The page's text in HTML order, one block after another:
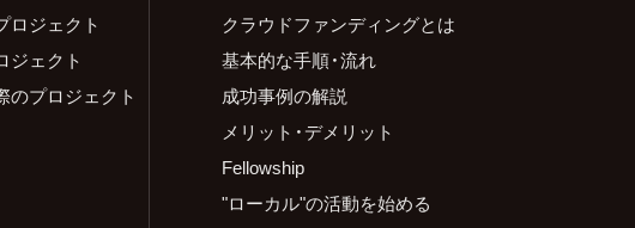
ロジェクト
ジェクト
のプロジェクト
クラウドファンディングとは
基本的な手順・流れ
成功事例の解説
メリット・デメリット
Fellowship
"ローカル"の活動を始める